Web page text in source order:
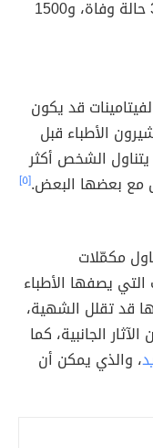
اليابان على التربتوفان، وارتبط ذلك بـ37 حالة وفاة، و1500
قد يكون
الأطباء قبل
الشخص أكثر
مع بعضها البعض.[٥]
مكمّلات
التي يصفها الأطباء
قد تقلل الشهية،
الجانبية، كما
، والذي يمكن أن